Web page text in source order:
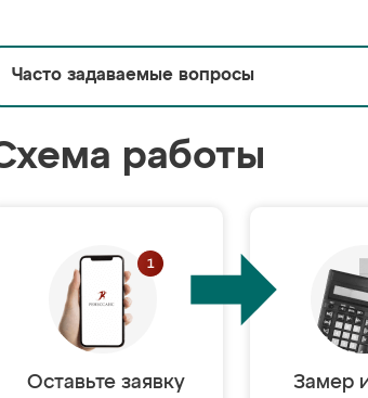
Часто задаваемые вопросы
работы
Оставьте заявку Замер